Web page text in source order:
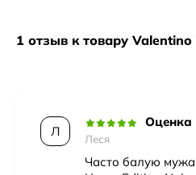
1 отзыв к товару
Л
Оценка
Леся
Часто балую